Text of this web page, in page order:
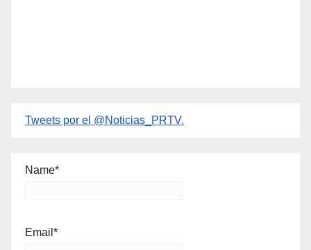
Tweets por el @Noticias_PRTV.
Name*
Email*